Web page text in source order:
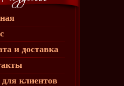
и доставка
для клиентов